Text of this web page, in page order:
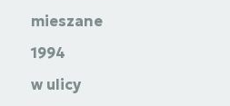
mieszane
1994
w ulicy